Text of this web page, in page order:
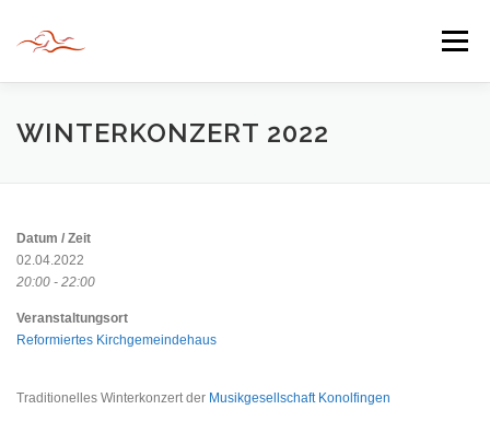
springen
Menü
HERZLICH WILLKOMMEN
INFORMATIONEN
WINTERKONZERT 2022
Datum / Zeit
02.04.2022
20:00 - 22:00
Veranstaltungsort
Reformiertes Kirchgemeindehaus
Traditionelles Winterkonzert der Musikgesellschaft Konolfingen